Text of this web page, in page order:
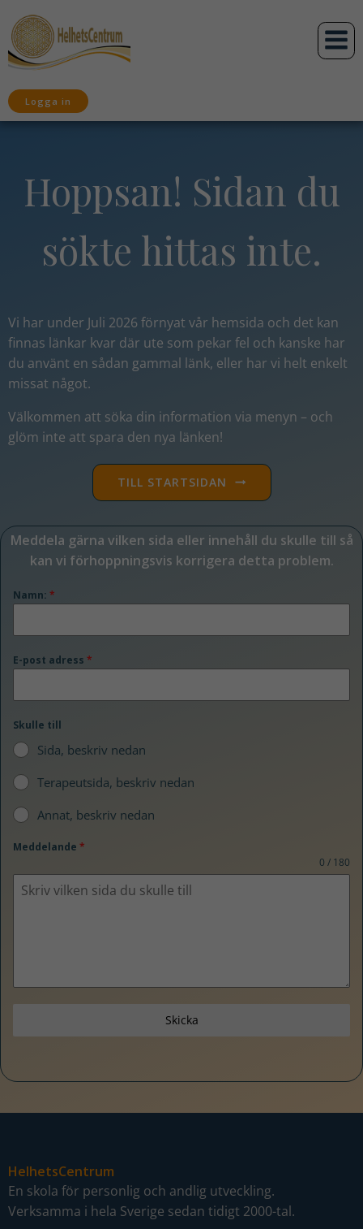
Logga in
Hoppsan! Sidan du
sökte hittas inte.
Vi har under Juli 2026 förnyat vår hemsida och det kan
finnas länkar kvar där ute som pekar fel och kanske har
du använt en sådan gammal länk, eller har vi helt enkelt
missat något.
Välkommen att söka din information via menyn – och
glöm inte att spara den nya länken!
TILL STARTSIDAN
Meddela gärna vilken sida eller innehåll du skulle till så
kan vi förhoppningsvis korrigera detta problem.
Namn: *
E-post adress *
Skulle till
Sida, beskriv nedan
Terapeutsida, beskriv nedan
Annat, beskriv nedan
Meddelande *
0 / 180
Skicka
HelhetsCentrum
En skola för personlig och andlig utveckling.
Verksamma i hela Sverige sedan tidigt 2000-tal.